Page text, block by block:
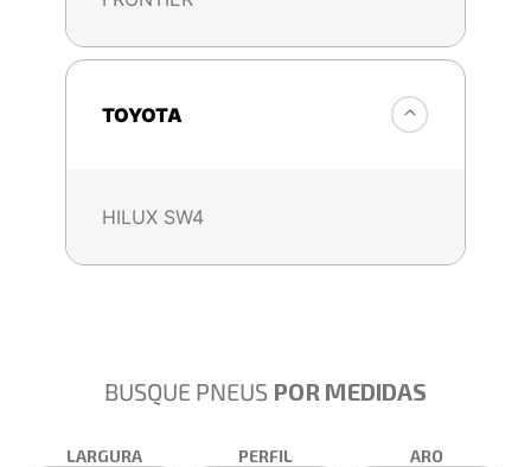
TOYOTA
HILUX SW4
BUSQUE PNEUS POR MEDIDAS
LARGURA PERFIL ARO